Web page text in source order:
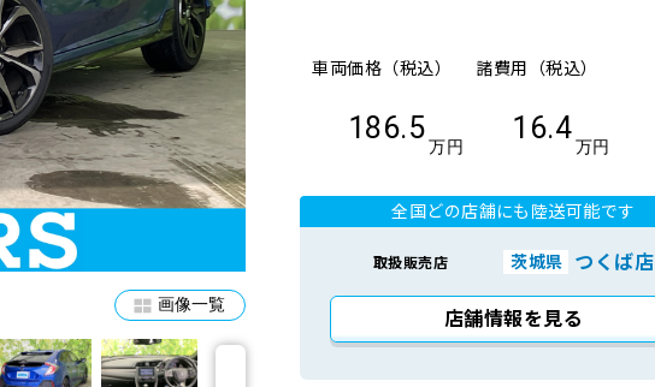
画像一覧
車両価格（税込）
186.5
万円
諸費用（税込）
16.4
万円
全国どの店舗にも陸送可能です
取扱販売店 茨城県 つくば店
店舗情報を見る